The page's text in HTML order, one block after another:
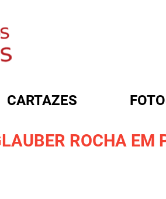
CARTAZES
ROCHA EM
DE BUSCA